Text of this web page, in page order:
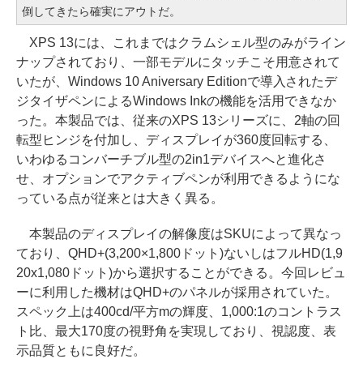
倒してきたら確実にアウトだ。
XPS 13には、これまではクラムシェル型のみがライン
ナップされており、一部モデルにタッチこそ用意されて
いたが、Windows 10 Aniversary Editionで導入されたデ
ジタイザペンによるWindows Inkの機能を活用できなか
った。本製品では、従来のXPS 13シリーズに、2軸の回
転型ヒンジを付加し、ディスプレイが360度回転する、
いわゆるコンバーチブル型の2in1デバイスへと進化さ
せ、オプションでアクティブペンが利用できるようにな
っている点が従来とは大きく異る。
本製品のディスプレイの解像度はSKUによって異なっ
ており、QHD+(3,200×1,800ドット)ないしはフルHD(1,9
20x1,080ドット)から選択することができる。今回レビュ
ーに利用した機材はQHD+のパネルが採用されていた。
スペック上は400cd/平方mの輝度、1,000:1のコントラス
ト比、最大170度の視野角を実現しており、視認度、表
示品質ともに良好だ。